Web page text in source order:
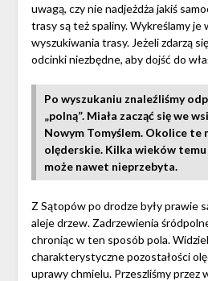
uwagą, czy nie nadjeżdża jakiś
trasy są też spaliny. Wykreślamy je
wyszukiwania trasy. Jeżeli zdarzą
odcinki niezbędne, aby dojść do
Po wyszukaniu znaleźliśmy
„polną”. Miała zacząć się we
Nowym Tomyślem. Okolice te
olęderskie. Kilka wieków temu
może nawet nieprzebyta.
Z Sątopów po drodze były prawie
aleje drzew. Zadrzewienia
chroniąc w ten sposób pola.
charakterystyczne pozostałości
uprawy chmielu. Przeszliśmy przez